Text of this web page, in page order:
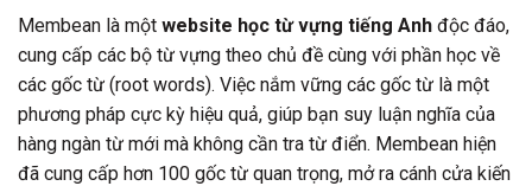
Membean là một website học từ vựng tiếng Anh độc đáo,
cung cấp các bộ từ vựng theo chủ đề cùng với phần học về
các gốc từ (root words). Việc nắm vững các gốc từ là một
phương pháp cực kỳ hiệu quả, giúp bạn suy luận nghĩa của
hàng ngàn từ mới mà không cần tra từ điển. Membean hiện
đã cung cấp hơn 100 gốc từ quan trọng, mở ra cánh cửa kiến